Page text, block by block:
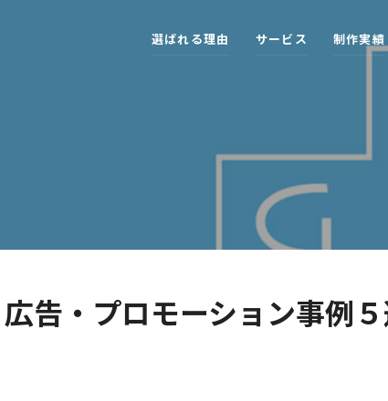
選ばれる理由 サー ビ ス 制作実績
告・プロモーション事例